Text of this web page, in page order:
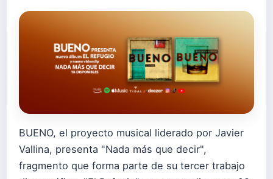
BUENO, el proyecto musical liderado por Javier
Vallina, presenta "Nada más que decir",
fragmento que forma parte de su tercer trabajo